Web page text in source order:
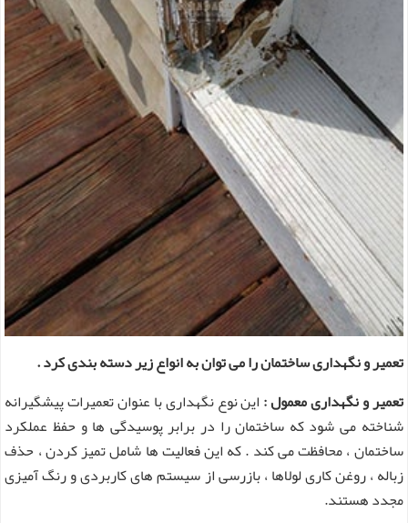
تعمیر و نگهداری ساختمان را می توان به انواع زیر دسته بندی کرد .
تعمیر و نگهداری معمول :این نوع نگهداری با عنوان تعمیرات پیشگیرانه
شناخته می شود که ساختمان را در برابر پوسیدگی ها و حفظ عملکرد
ساختمان ، محافظت می کند . که این فعالیت ها شامل تمیز کردن ، حذف
زباله ، روغن کاری لولاها ، بازرسی از سیستم های کاربردی و رنگ آمیزی
مجدد هستند.